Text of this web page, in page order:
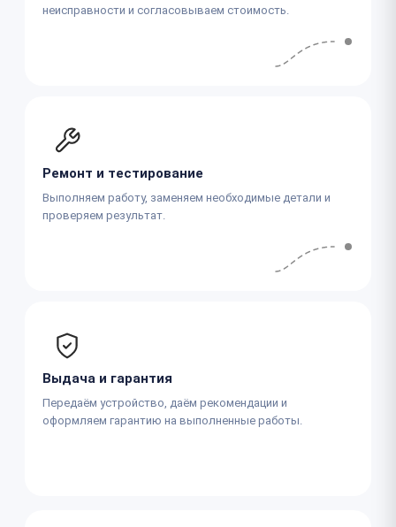
неисправности и согласовываем стоимость.
Ремонт и тестирование
Выполняем работу, заменяем необходимые детали и
проверяем результат.
Выдача и гарантия
Передаём устройство, даём рекомендации и
оформляем гарантию на выполненные работы.